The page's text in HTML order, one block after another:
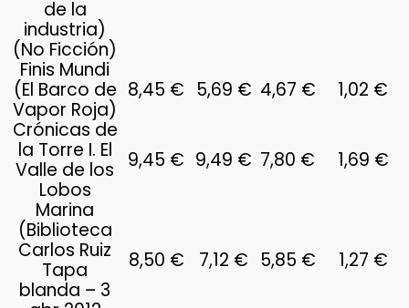
de la
industria)
(No Ficción)
Finis Mundi
(El Barco de
Vapor Roja)
8,45 € 5,69 € 4,67 €
1,02 €
Crónicas de
la Torre I. El
Valle de los
Lobos
9,45 € 9,49 € 7,80 € 1,69 €
Marina
(Biblioteca
Carlos Ruiz
Tapa
blanda – 3
8,50 € 7,12 € 5,85 € 1,27 €